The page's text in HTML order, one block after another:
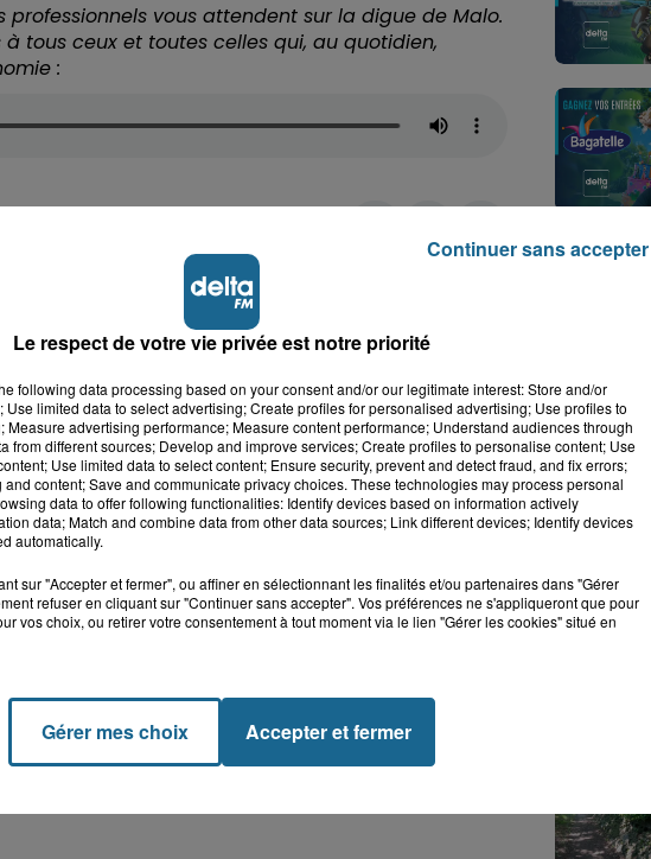
vous attendent sur la digue de Malo.
tous ceux et toutes celles qui, au quotidien,
:
Le respect de votre vie privée est notre priorité
following data processing based on your consent and/or our legitimate interest: Store and/or
limited data to select advertising; Create profiles for personalised advertising; Use profiles to
advertising performance; Measure content performance; Understand audiences through
from different sources; Develop and improve services; Create profiles to personalise content; Use
Use limited data to select content; Ensure security, prevent and detect fraud, and fix errors;
content; Save and communicate privacy choices. These technologies may process personal
data to offer following functionalities: Identify devices based on information actively
data; Match and combine data from other data sources; Link different devices; Identify devices
automatically.
sur "Accepter et fermer", ou affiner en sélectionnant les finalités et/ou partenaires dans "Gérer
refuser en cliquant sur "Continuer sans accepter". Vos préférences ne s'appliqueront que pour
vos choix, ou retirer votre consentement à tout moment via le lien "Gérer les cookies" situé en
Gérer mes choix Accepter et fermer
Continuer sans accepter